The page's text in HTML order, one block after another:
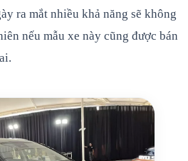
ra mắt nhiều khả năng sẽ không
nếu mẫu xe này cũng được bán